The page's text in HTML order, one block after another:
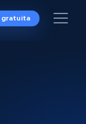
gratuita